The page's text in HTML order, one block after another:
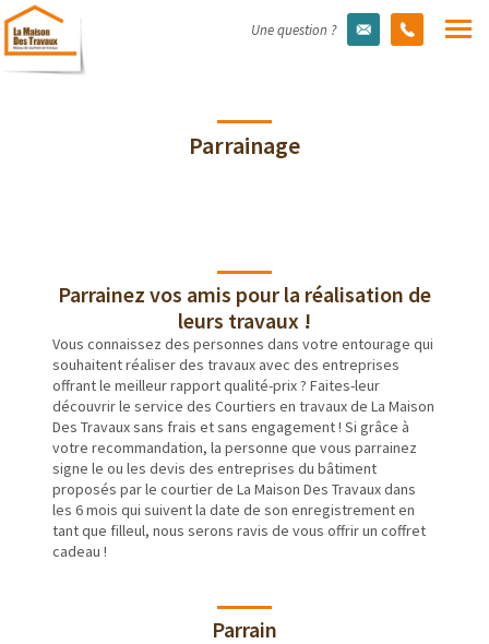
Une question ?
Parrainage
Parrainez vos amis pour la réalisation de
leurs travaux !
Vous connaissez des personnes dans votre entourage qui
souhaitent réaliser des travaux avec des entreprises
offrant le meilleur rapport qualité-prix ? Faites-leur
découvrir le service des Courtiers en travaux de La Maison
Des Travaux sans frais et sans engagement ! Si grâce à
votre recommandation, la personne que vous parrainez
signe le ou les devis des entreprises du bâtiment
proposés par le courtier de La Maison Des Travaux dans
les 6 mois qui suivent la date de son enregistrement en
tant que filleul, nous serons ravis de vous offrir un coffret
cadeau !
Parrain